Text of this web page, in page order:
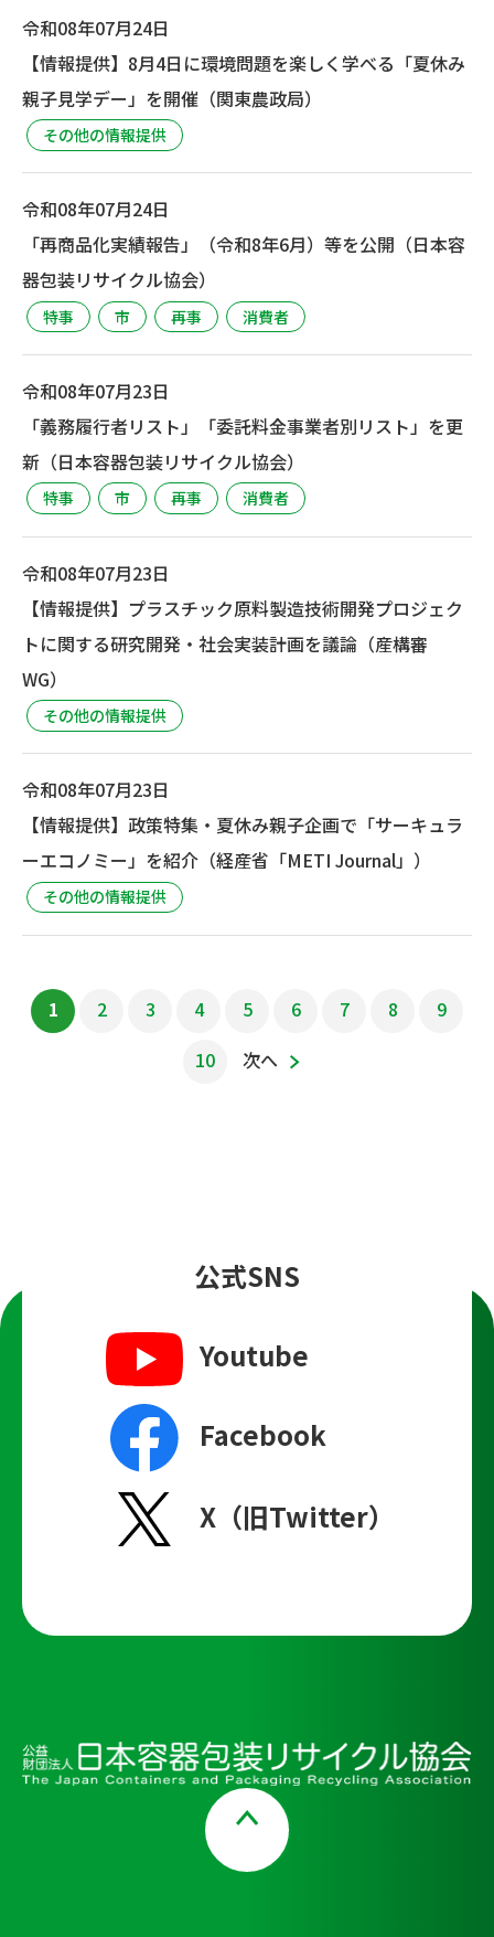
令和08年07月24日
【情報提供】8月4日に環境問題を楽しく学べる「夏休み
親子見学デー」を開催（関東農政局）
その他の情報提供
令和08年07月24日
「再商品化実績報告」（令和8年6月）等を公開（日本容
器包装リサイクル協会）
特事 市 再事 消費者
令和08年07月23日
「義務履行者リスト」「委託料金事業者別リスト」を更
新（日本容器包装リサイクル協会）
特事 市 再事 消費者
令和08年07月23日
【情報提供】プラスチック原料製造技術開発プロジェク
トに関する研究開発・社会実装計画を議論（産構審
WG）
その他の情報提供
令和08年07月23日
【情報提供】政策特集・夏休み親子企画で「サーキュラ
ーエコノミー」を紹介（経産省「METI Journal」）
その他の情報提供
1 2 3 4 5 6 7 8
9
10
次へ
公式SNS
Youtube
Facebook
X（旧Twitter）